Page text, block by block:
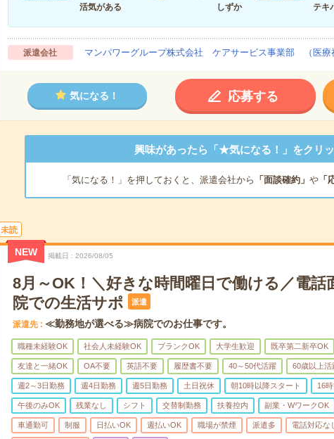
活気がある
しずか
テキ
派遣会社 マンパワーグループ株式会社 ケアサービス事業部 （医療
気になる！ 応募する
興味があったら「★気になる！」をクリッ
「気になる！」を押しておくと、派遣会社から 「面談確約」 や「
未読
NEW 掲載日 2026/08/05
8月～OK！＼好きな時間曜日で働ける／電話
院での生活サポ
派遣
派遣先 ≪勤務地が選べる≫病院でのお仕事です。
職種未経験OK 社会人未経験OK ブランクOK 大学生歓迎 既卒第二新卒OK
友達と一緒OK OA不要 英語不要 履歴書不要 40～50代活躍 60歳以上活
週2～3日勤務 週4日勤務 週5日勤務 土日祝休 朝10時以降スタート 16
午後のみOK 残業なし シフト 交替制勤務 扶養控内 副業・WワークOK
車通勤可 制服 日払いOK 週払いOK 職場が禁煙 派遣多 電話対応な